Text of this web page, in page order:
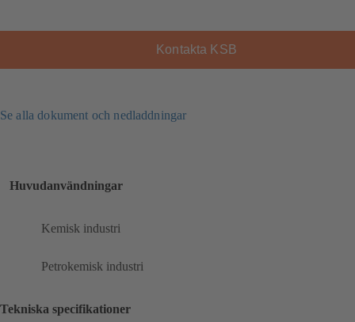
Kontakta KSB
Se alla dokument och nedladdningar
Huvudanvändningar
Kemisk industri
Petrokemisk industri
Tekniska specifikationer